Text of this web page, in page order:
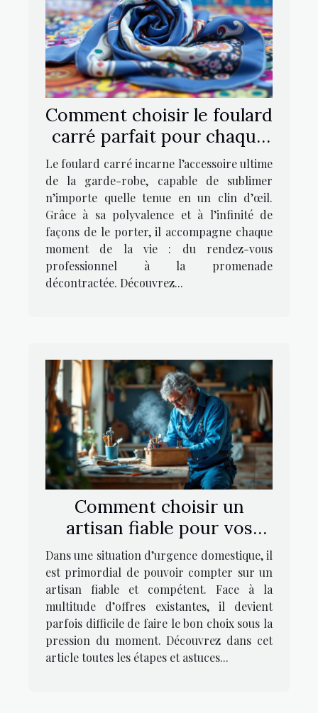
Comment choisir le foulard
carré parfait pour chaque
occasion ?
Le foulard carré incarne l’accessoire ultime
de la garde-robe, capable de sublimer
n’importe quelle tenue en un clin d’œil.
Grâce à sa polyvalence et à l’infinité de
façons de le porter, il accompagne chaque
moment de la vie : du rendez-vous
professionnel à la promenade
décontractée. Découvrez...
Comment choisir un
artisan fiable pour vos
urgences domestiques ?
Dans une situation d’urgence domestique, il
est primordial de pouvoir compter sur un
artisan fiable et compétent. Face à la
multitude d’offres existantes, il devient
parfois difficile de faire le bon choix sous la
pression du moment. Découvrez dans cet
article toutes les étapes et astuces...